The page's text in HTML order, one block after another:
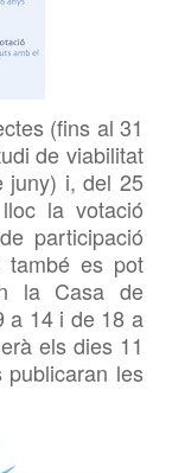
(fins al 31
de viabilitat
juny) i, del 25
la votació
participació
també es pot
la Casa de
a 14 i de 18 a
els dies 11
les